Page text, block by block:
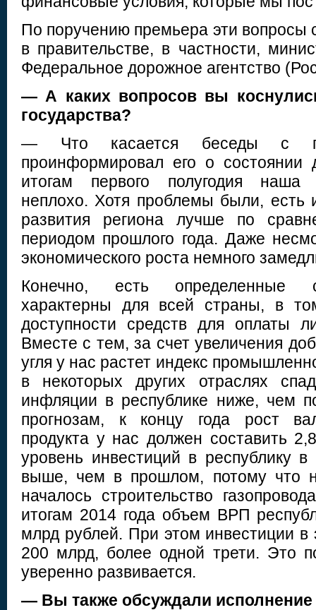
По поручению премьера эти вопросы
в правительстве, в частности,
Федеральное дорожное агентство
— А каких вопросов вы
государства?
— Что касается беседы с
проинформировал его о состоянии
итогам первого полугодия наша
неплохо. Хотя проблемы были, есть
развития региона лучше по
периодом прошлого года. Даже
экономического роста немного
Конечно, есть определенные
характерны для всей страны, в
доступности средств для оплаты
Вместе с тем, за счет увеличения
угля у нас растет индекс
в некоторых других отраслях
инфляции в республике ниже, чем
прогнозам, к концу года рост
продукта у нас должен составить
уровень инвестиций в республику
выше, чем в прошлом, потому что
началось строительство
итогам 2014 года объем ВРП
млрд рублей. При этом инвестиции
200 млрд, более одной трети. Это
уверенно развивается.
— Вы также обсуждали исполнение